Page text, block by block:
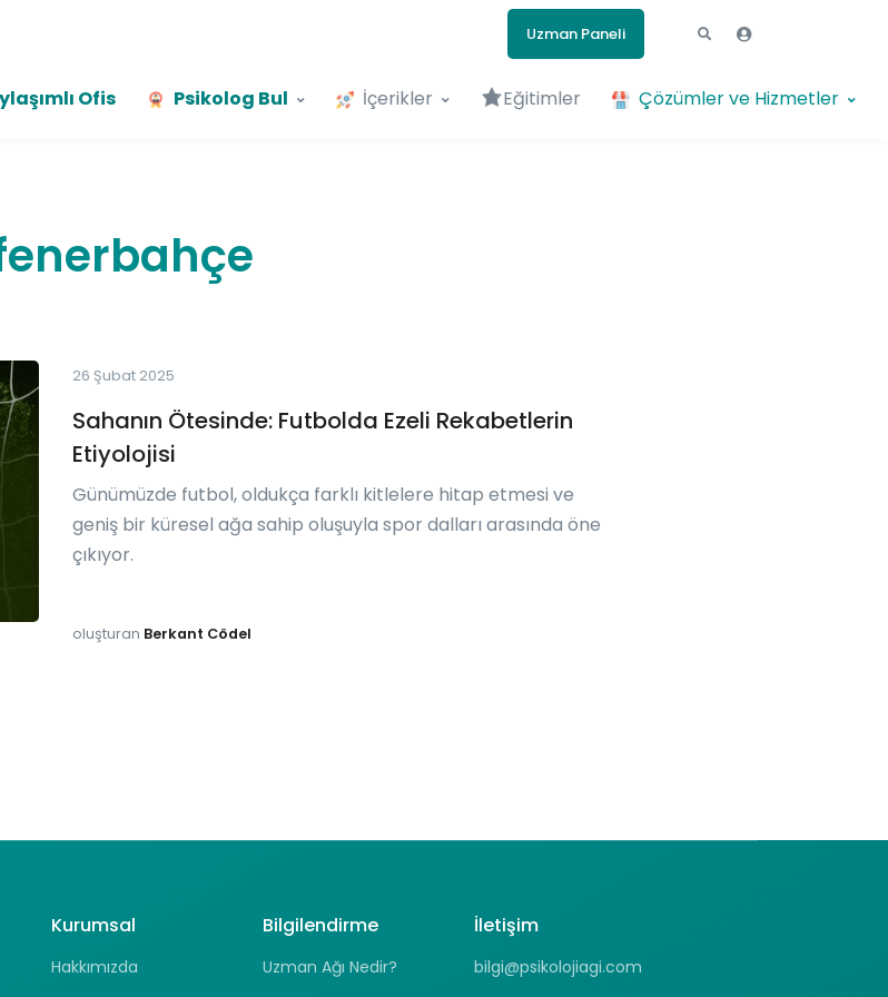
Uzman Paneli
Ofis Psikolog Bul İçerikler Eğitimler Çözümler ve Hizmetler
26 Şubat 2025
Sahanın Ötesinde: Futbolda Ezeli Rekabetlerin
Etiyolojisi
Günümüzde futbol, oldukça farklı kitlelere hitap etmesi ve
geniş bir küresel ağa sahip oluşuyla spor dalları arasında öne
çıkıyor.
oluşturan Berkant Cödel
Kurumsal
Hakkımızda
Bilgilendirme
Uzman Ağı Nedir?
İletişim
bilgi@psikolojiagi.com